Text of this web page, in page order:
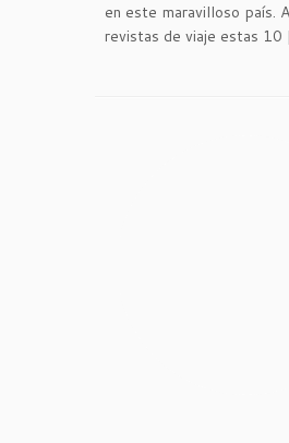
en este maravilloso país.
revistas de viaje estas